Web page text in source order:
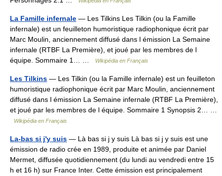
La Famille infernale — Les Tilkins Les Tilkin (ou la Famille
infernale) est un feuilleton humoristique radiophonique écrit par
Marc Moulin, anciennement diffusé dans l émission La Semaine
infernale (RTBF La Première), et joué par les membres de l
équipe. Sommaire 1… …
Wikipédia en Français
Les Tilkins — Les Tilkin (ou la Famille infernale) est un feuilleton
humoristique radiophonique écrit par Marc Moulin, anciennement
diffusé dans l émission La Semaine infernale (RTBF La Première),
et joué par les membres de l équipe. Sommaire 1 Synopsis 2… …
Wikipédia en Français
La-bas si j'y suis — Là bas si j y suis Là bas si j y suis est une
émission de radio crée en 1989, produite et animée par Daniel
Mermet, diffusée quotidiennement (du lundi au vendredi entre 15
h et 16 h) sur France Inter. Cette émission est principalement